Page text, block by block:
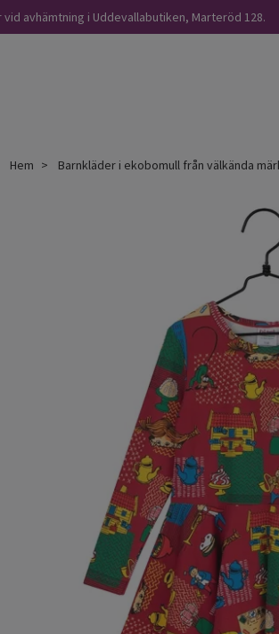
avhämtning i Uddevallabutiken, Marteröd 128.
Hem Barnkläder i ekobomull från välkända